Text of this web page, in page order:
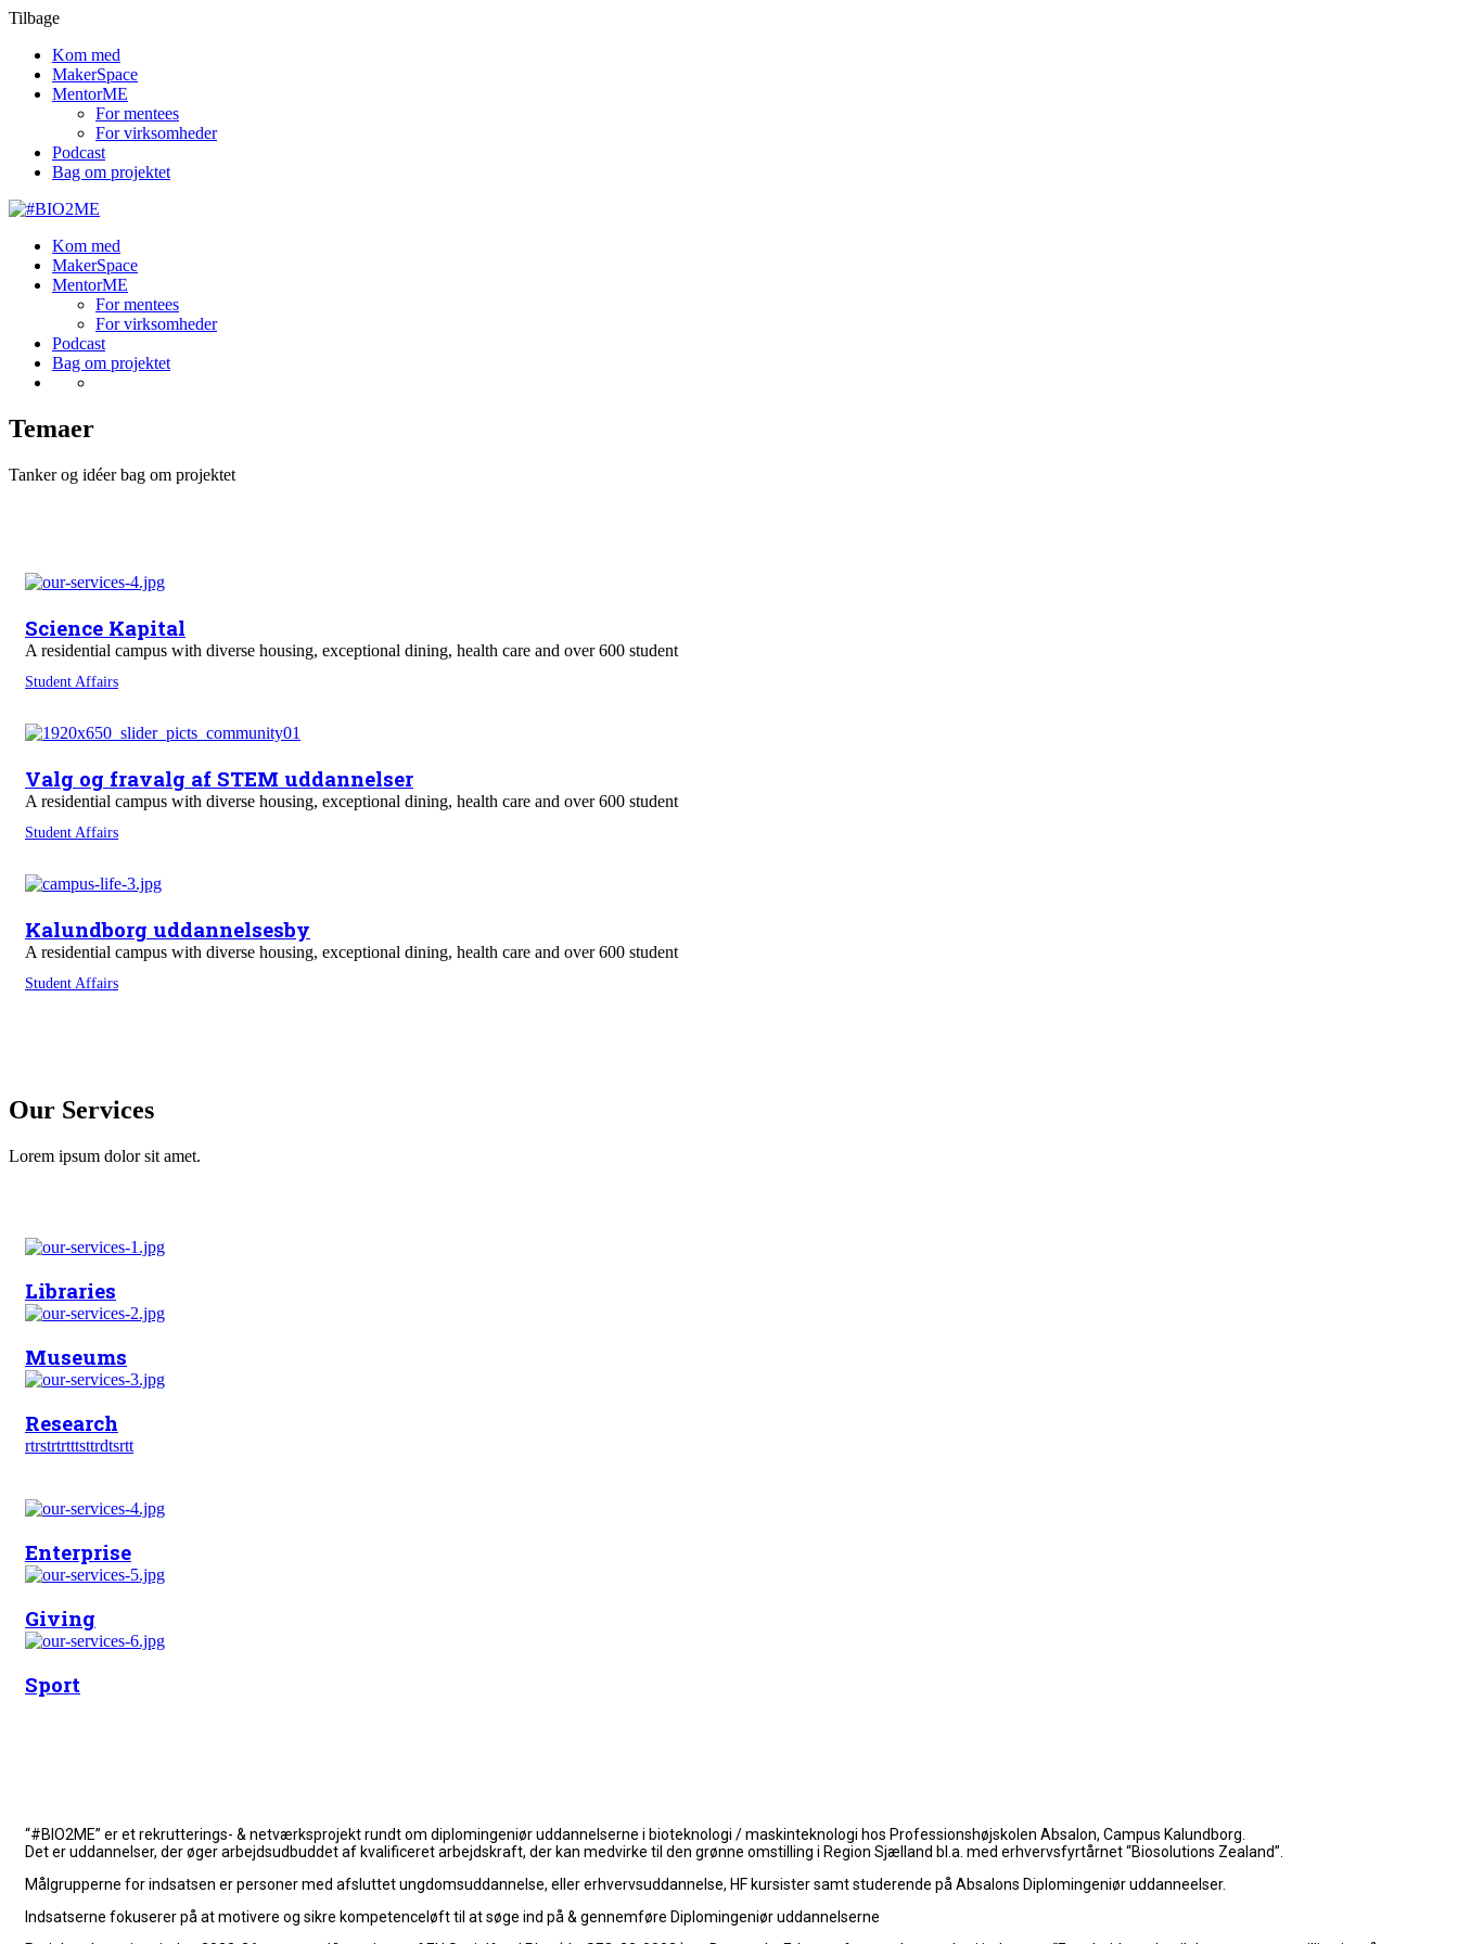
Tilbage
Kom med
MakerSpace
MentorME
For mentees
For virksomheder
Podcast
Bag om projektet
Kom med
MakerSpace
MentorME
For mentees
For virksomheder
Podcast
Bag om projektet
Temaer
Tanker og idéer bag om projektet
Science Kapital
A residential campus with diverse housing, exceptional dining, health care and over 600 student
Student Affairs
Valg og fravalg af STEM uddannelser
A residential campus with diverse housing, exceptional dining, health care and over 600 student
Student Affairs
Kalundborg uddannelsesby
A residential campus with diverse housing, exceptional dining, health care and over 600 student
Student Affairs
Our Services
Lorem ipsum dolor sit amet.
Libraries
Museums
Research
rtrstrtrtttsttrdtsrtt
Enterprise
Giving
Sport
“#BIO2ME” er et rekrutterings- & netværksprojekt rundt om diplomingeniør uddannelserne i bioteknologi / maskinteknologi hos Professionshøjskolen Absalon, Campus Kalundborg.
Det er uddannelser, der øger arbejdsudbuddet af kvalificeret arbejdskraft, der kan medvirke til den grønne omstilling i Region Sjælland bl.a. med erhvervsfyrtårnet “Biosolutions Zealand”.
Målgrupperne for indsatsen er personer med afsluttet ungdomsuddannelse, eller erhvervsuddannelse, HF kursister samt studerende på Absalons Diplomingeniør uddanneelser.
Indsatserne fokuserer på atmotivere og sikre kompetenceløft til at søge ind på & gennemføre Diplomingeniør uddannelserne